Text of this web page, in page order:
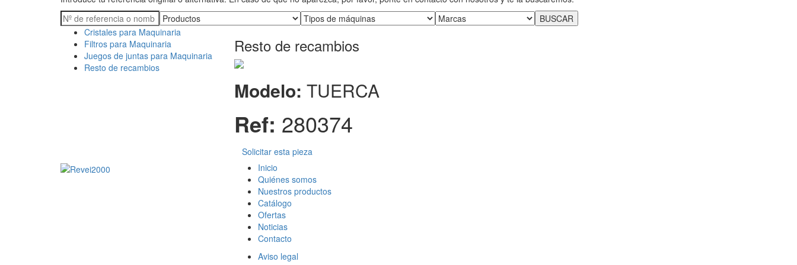
Cristales para Maquinaria
Filtros para Maquinaria
Juegos de juntas para Maquinaria
Resto de recambios
Resto de recambios
Modelo: TUERCA
Ref: 280374
Solicitar esta pieza
Inicio
Quiénes somos
Nuestros productos
Catálogo
Ofertas
Noticias
Contacto
Aviso legal